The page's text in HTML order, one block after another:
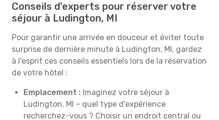
Conseils d'experts pour réserver votre
séjour à Ludington, MI
Pour garantir une arrivée en douceur et éviter toute
surprise de dernière minute à Ludington, MI, gardez
à l'esprit ces conseils essentiels lors de la réservation
de votre hôtel :
Emplacement : Imaginez votre séjour à
Ludington, MI – quel type d'expérience
recherchez-vous ? Choisir un endroit central ou